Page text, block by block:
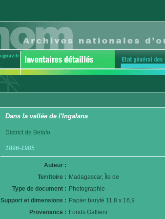
Dans la vallée de l'Ingalana
District de Betafo
1896-1905
Auteur :
Territoire : Madagascar, Île de
Type de document : Photographie
Support et dimensions : Papier baryté 11,8 x 16,9
Provenance : Fonds Gallieni